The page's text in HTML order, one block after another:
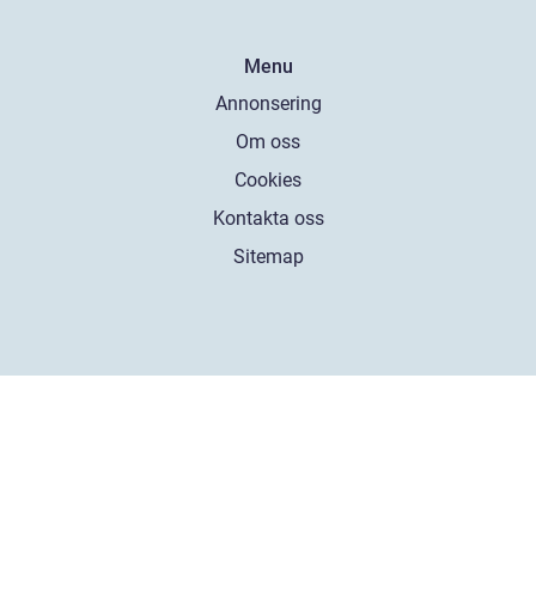
Menu
Annonsering
Om oss
Cookies
Kontakta oss
Sitemap